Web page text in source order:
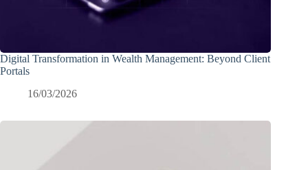
Digital Transformation in Wealth Management: Beyond Client
Portals
16/03/2026